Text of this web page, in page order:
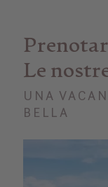
Le
UNA
BELLA